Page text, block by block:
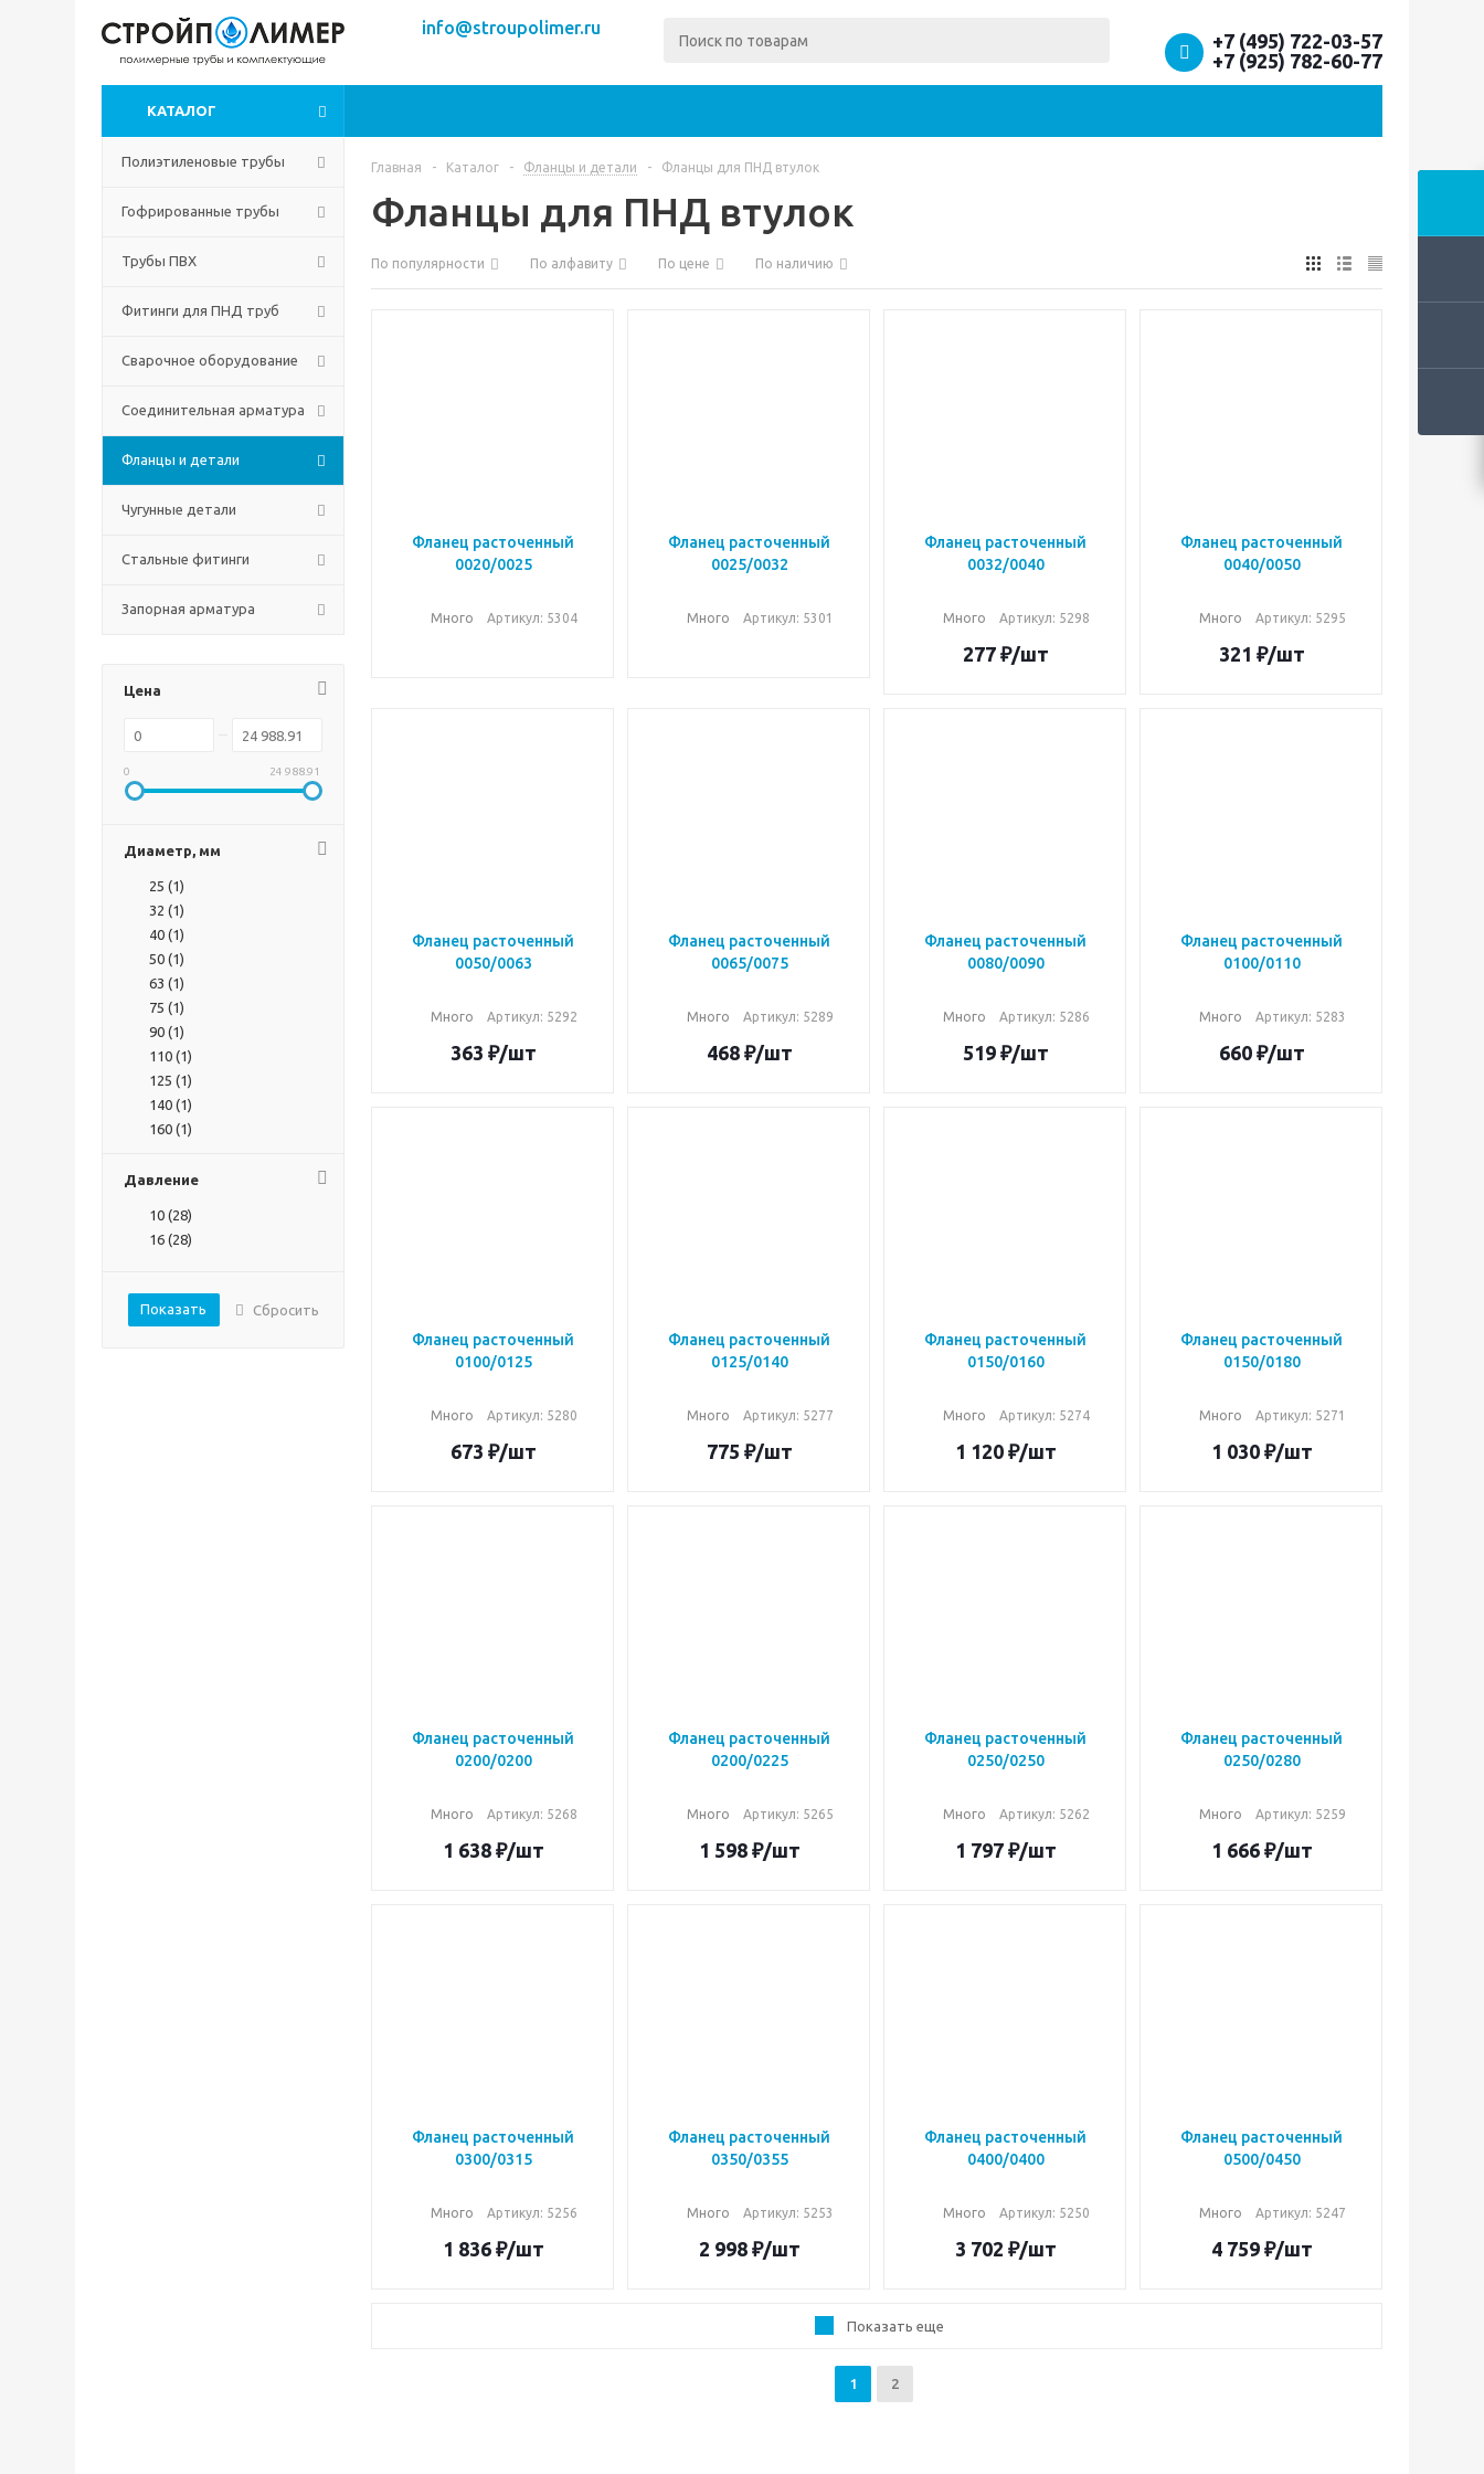
info@stroupolimer.ru
+7 (495) 722-03-57
+7 (925) 782-60-77
КАТАЛОГ
Полиэтиленовые трубы
Гофрированные трубы
Трубы ПВХ
Фитинги для ПНД труб
Сварочное оборудование
Соединительная арматура
Фланцы и детали
Чугунные детали
Стальные фитинги
Запорная арматура
Цена
0 24 988.91
Диаметр, мм
25 (1)
32 (1)
40 (1)
50 (1)
63 (1)
75 (1)
90 (1)
110 (1)
125 (1)
140 (1)
160 (1)
200 (1)
250 (
)
280 (
)
400 (1)
Давление
10 (28)
16 (28)
Показать Сбросить
Главная - Каталог - Фланцы и детали - Фланцы для ПНД втулок
Фланцы для ПНД втулок
По популярности По алфавиту По цене По наличию
Фланец расточенный
0020/0025
Много Артикул: 5304
Фланец расточенный
0025/0032
Много Артикул: 5301
Фланец расточенный
0032/0040
Много Артикул: 5298
277₽/шт
Фланец расточенный
0040/0050
Много Артикул: 5295
321 ₽/шт
Фланец расточенный
0050/0063
Много Артикул: 5292
363 ₽/шт
Фланец расточенный
0065/0075
Много Артикул: 5289
468₽/шт
Фланец расточенный
0080/0090
Много Артикул: 5286
519₽/шт
Фланец расточенный
0100/0110
Много Артикул: 5283
660₽/шт
Фланец расточенный
0100/0125
Много Артикул: 5280
673 ₽/шт
Фланец расточенный
0125/0140
Много Артикул: 5277
775 ₽/шт
Фланец расточенный
0150/0160
Много Артикул: 5274
1 120₽/шт
Фланец расточенный
0150/0180
Много Артикул: 5271
1 030₽/шт
Фланец расточенный
0200/0200
Много Артикул: 5268
1 638₽/шт
Фланец расточенный
0200/0225
Много Артикул: 5265
1 598₽/шт
Фланец расточенный
0250/0250
Много Артикул: 5262
1 797₽/шт
Фланец расточенный
0250/0280
Много Артикул: 5259
1 666₽/шт
Фланец расточенный
0300/0315
Много Артикул: 5256
1 836₽/шт
Фланец расточенный
0350/0355
Много Артикул: 5253
2 998₽/шт
Фланец расточенный
0400/0400
Много Артикул: 5250
3 702 ₽/шт
Фланец расточенный
0500/0450
Много Артикул: 5247
4 759₽/шт
Показать еще
1 2